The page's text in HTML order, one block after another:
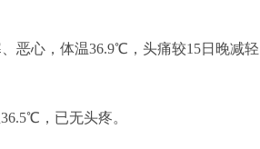
恶心，体温36.9℃，头痛较15日晚减轻
，已无头疼。